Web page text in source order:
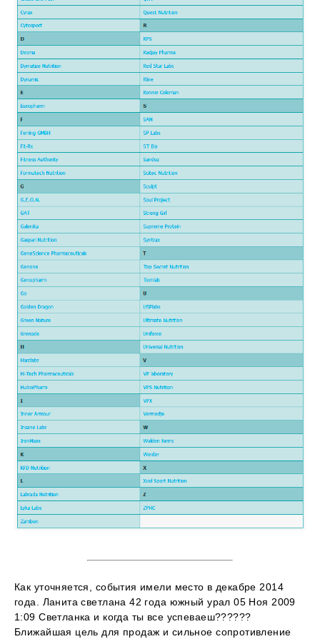
Как уточняется, события имели место в декабре 2014
года. Ланита светлана 42 года южный урал 05 Ноя 2009
1:09 Светланка и когда ты все успеваеш??????
Ближайшая цель для продаж и сильное сопротивление